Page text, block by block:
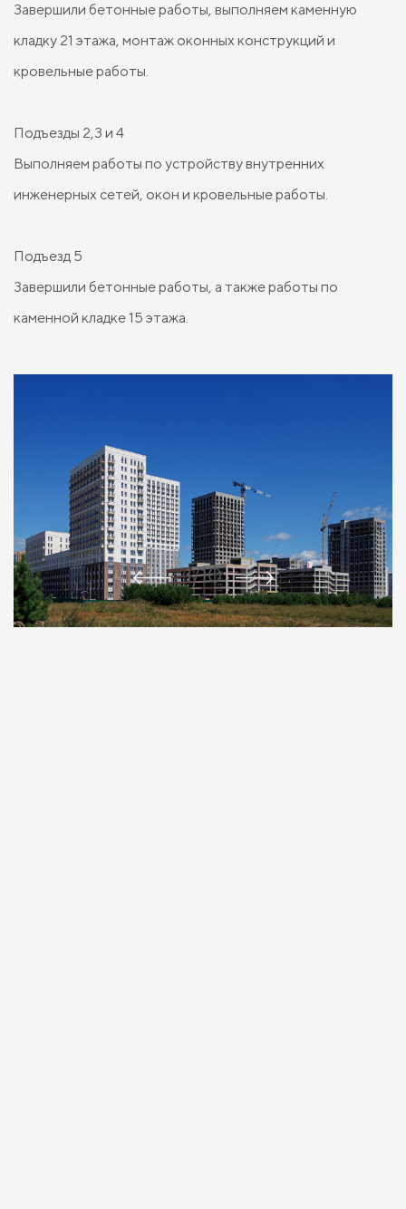
Завершили бетонные работы, выполняем каменную
кладку 21 этажа, монтаж оконных конструкций и
кровельные работы.
Подъезды 2,3 и 4
Выполняем работы по устройству внутренних
инженерных сетей, окон и кровельные работы.
Подъезд 5
Завершили бетонные работы, а также работы по
каменной кладке 15 этажа.
1/10